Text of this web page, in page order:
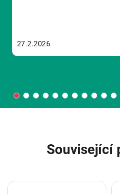
Související
27.2.2026